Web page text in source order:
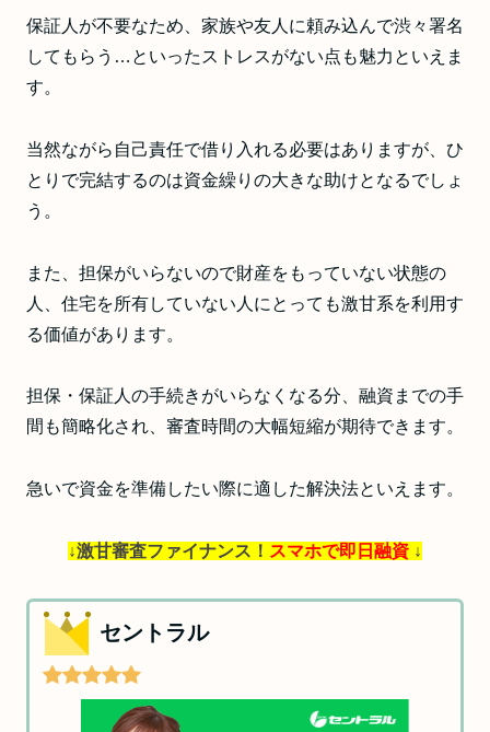
保証人が不要なため、家族や友人に頼み込んで渋々署名
してもらう…といったストレスがない点も魅力といえま
す。
当然ながら自己責任で借り入れる必要はありますが、ひ
とりで完結するのは資金繰りの大きな助けとなるでしょ
う。
また、担保がいらないので財産をもっていない状態の
人、住宅を所有していない人にとっても激甘系を利用す
る価値があります。
担保・保証人の手続きがいらなくなる分、融資までの手
間も簡略化され、審査時間の大幅短縮が期待できます。
急いで資金を準備したい際に適した解決法といえます。
↓激甘審査ファイナンス！ スマホで即日融資 ↓
セントラル